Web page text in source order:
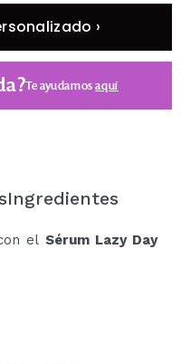
›
Te ayudamosaquí
Ingredientes
el Sérum Lazy Day
múltiples beneficios
varios sérums y